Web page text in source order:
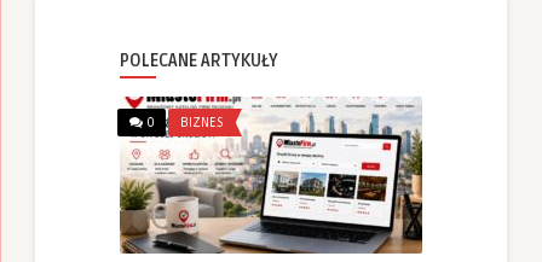
POLECANE ARTYKUŁY
0 BIZNES